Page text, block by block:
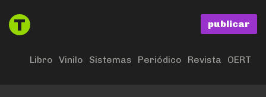
publicar
Libro Vinilo Sistemas Periódico Revista OERT